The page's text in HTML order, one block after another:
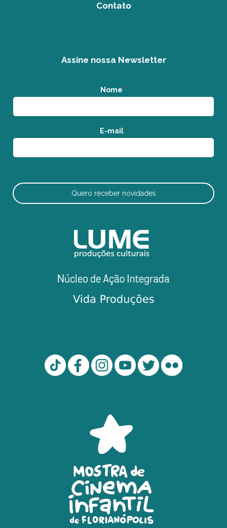
Contato
Assine nossa Newsletter
Nome *
E-mail *
Quero receber novidades